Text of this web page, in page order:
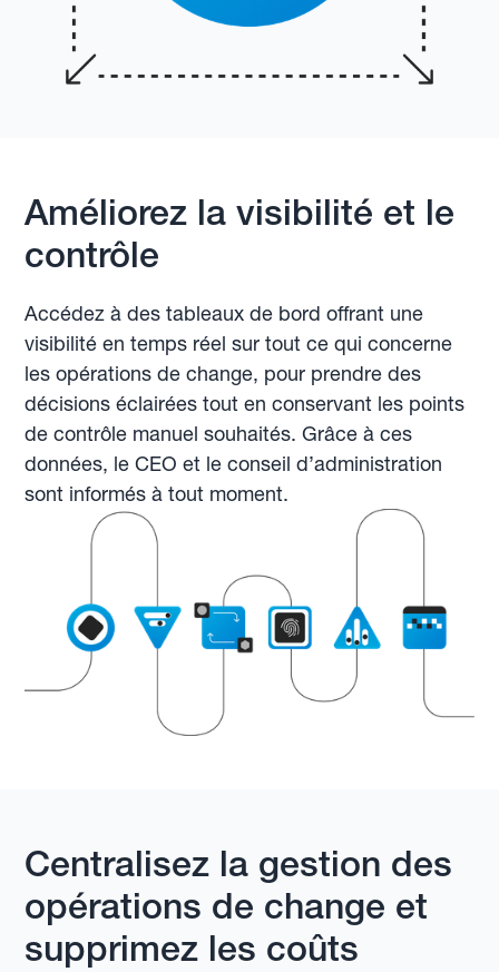
Améliorez la visibilité et le
contrôle
Accédez à des tableaux de bord offrant une
visibilité en temps réel sur tout ce qui concerne
les opérations de change, pour prendre des
décisions éclairées tout en conservant les points
de contrôle manuel souhaités. Grâce à ces
données, le CEO et le conseil d’administration
sont informés à tout moment.
Centralisez la gestion des
opérations de change et
supprimez les coûts